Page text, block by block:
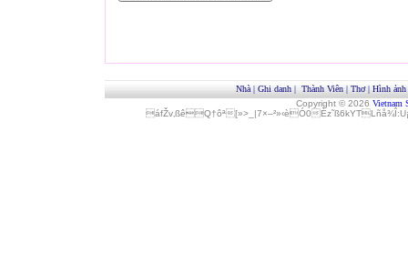
Nhà | Ghi danh | Thành Viên | Thơ| Hình ảnh
Copyright © 2026 Vietnam
áfŽv‚ßêQ†ôª[»>_|7×–²»‹èÓ0